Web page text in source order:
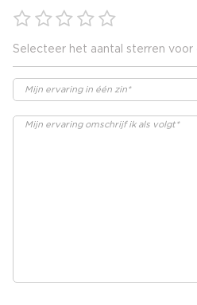
Selecteer het aantal sterren